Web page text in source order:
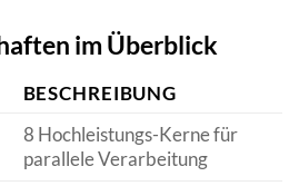
im Überblick
BESCHREIBUNG
8 Hochleistungs-Kerne für
parallele Verarbeitung